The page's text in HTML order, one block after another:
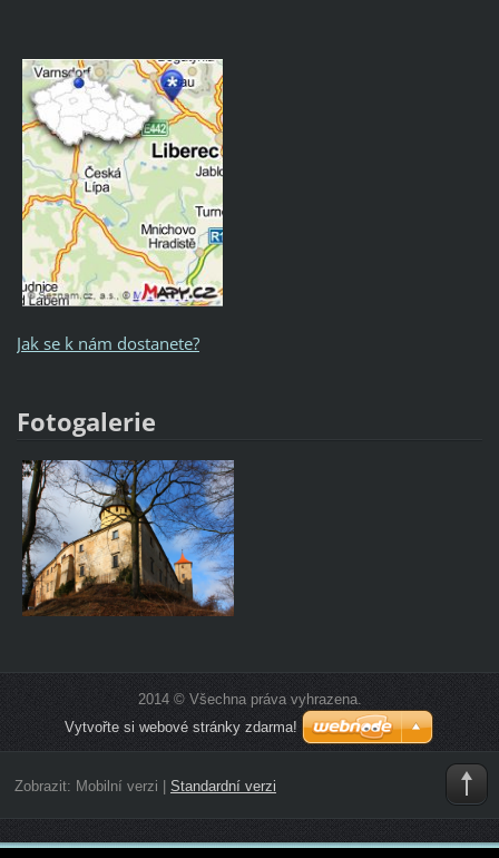
Jak se k nám dostanete?
Fotogalerie
2014 © Všechna práva vyhrazena.
Vytvořte si webové stránky zdarma!
Zobrazit: Mobilní verzi Standardní verzi